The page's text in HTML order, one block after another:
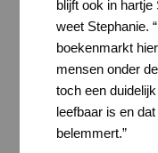
blijft ook in
weet Stephanie.
boekenmarkt
mensen onder
toch een
leefbaar is en
belemmert.”